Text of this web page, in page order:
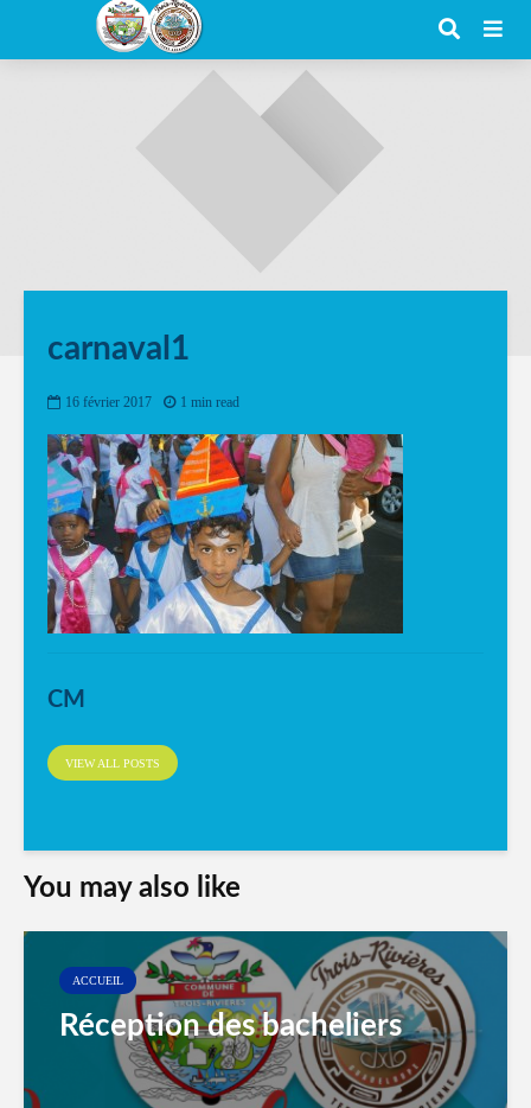
carnaval1
16 février 2017 1 min read
CM
VIEW ALL POSTS
You may also like
ACCUEIL
Réception des bacheliers